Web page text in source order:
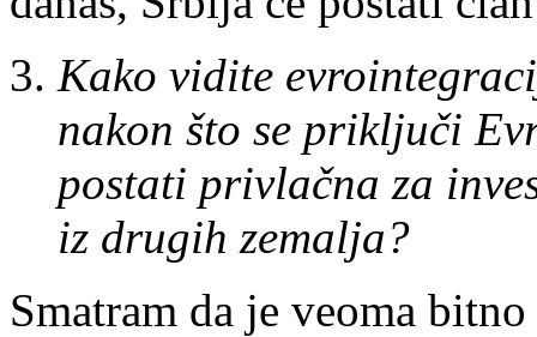
Kako vidite
nakon što se priključi
postati privlačna za
iz drugih zemalja?
Smatram da je veoma